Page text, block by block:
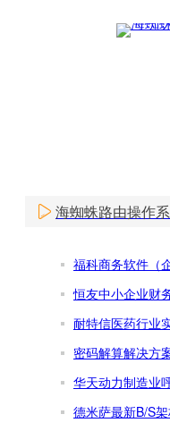
海蜘蛛路由操作
福科商务软件（
恒友中小企业财
耐特信医药行业实验
密码解算解决方
华天动力制造业
德米萨最新B/S